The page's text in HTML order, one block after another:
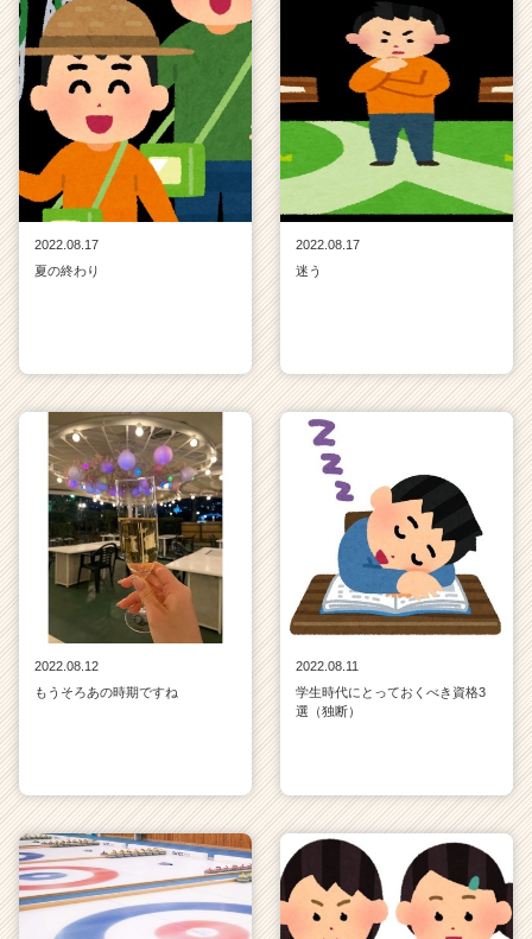
2022.08.17
夏の終わり
2022.08.17
迷う
2022.08.12
もうそろあの時期ですね
2022.08.11
学生時代にとっておくべき資格3
選（独断）